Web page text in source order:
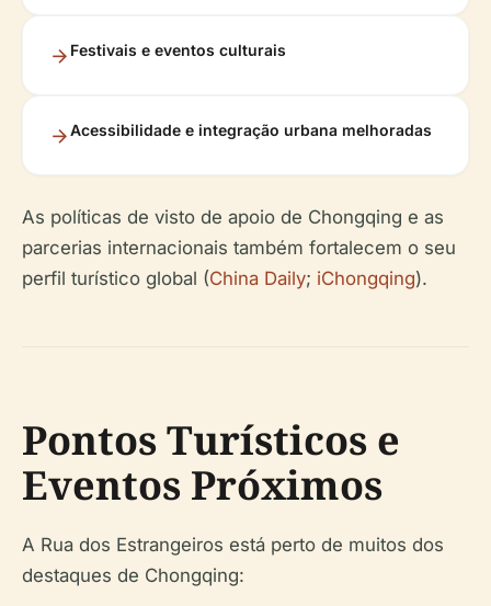
Festivais e eventos culturais
Acessibilidade e integração urbana melhoradas
As políticas de visto de apoio de Chongqing e as
parcerias internacionais também fortalecem o seu
perfil turístico global (China Daily; iChongqing).
Pontos Turísticos e
Eventos Próximos
A Rua dos Estrangeiros está perto de muitos dos
destaques de Chongqing: